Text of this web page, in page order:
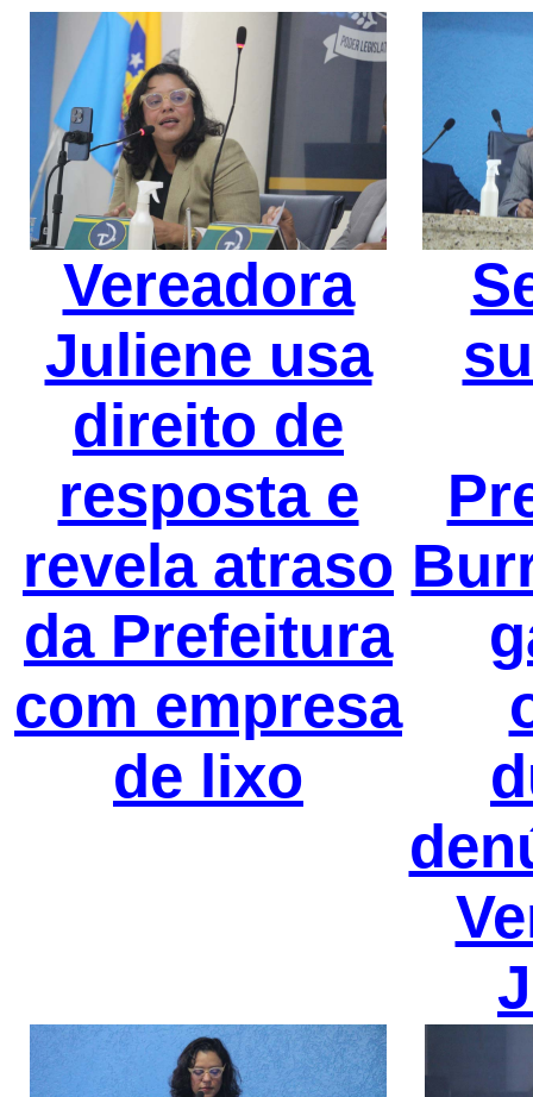
Vereadora
Juliene usa
direito de
resposta e
revela atraso
da Prefeitura
com empresa
de lixo